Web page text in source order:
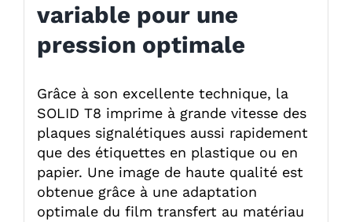
variable pour une
pression optimale
Grâce à son excellente technique, la
SOLID T8 imprime à grande vitesse des
plaques signalétiques aussi rapidement
que des étiquettes en plastique ou en
papier. Une image de haute qualité est
obtenue grâce à une adaptation
optimale du film transfert au matériau